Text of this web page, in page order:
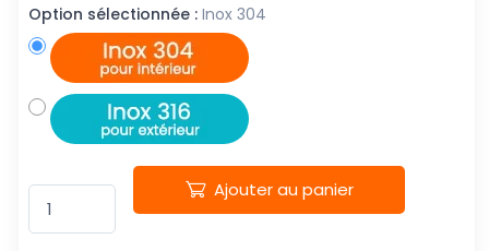
Option sélectionnée : Inox 304
Ajouter au panier